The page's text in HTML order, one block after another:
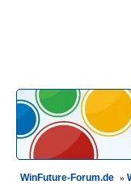
WinFuture-Forum.de »